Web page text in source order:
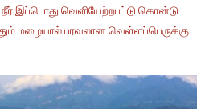
இப்பொது வெளியேற்றபட்டு கொன்டு
மழையால் பரவலான வெள்ளப்பெருக்கு